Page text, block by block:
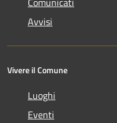
Avvisi
Vivere il Comune
Luoghi
Eventi